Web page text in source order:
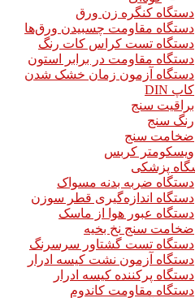
دستگاه کنگره زن ورق
دستگاه مقاومت چسبیدن ورق‌ها
دستگاه تست کراس کات رنگ
دستگاه مقاومت در برابر استون
دستگاه آزمون زمان خشک شدن
کاپ DIN
براقیت سنج
رنگ سنج
ضخامت سنج
ویسکومتر کربس
پزشکی
دستگاه ضربه بدنه مسواک
دستگاه اندازه‌گیری قطر سوزن
دستگاه عبور هوا از ماسک
ضخامت سنج نخ بخیه
دستگاه تست گشتاور سرسرنگ
دستگاه آزمون نشت کیسه ادرار
دستگاه پرکننده کیسه ادرار
دستگاه مقاومت کاندوم